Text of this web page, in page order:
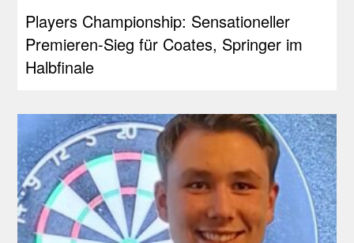
Players Championship: Sensationeller
Premieren-Sieg für Coates, Springer im
Halbfinale